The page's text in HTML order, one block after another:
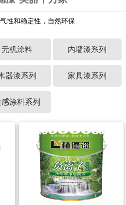
性和稳定性，自然环保
无机涂料 内墙漆系列
器漆系列 家具漆系列
感涂料系列